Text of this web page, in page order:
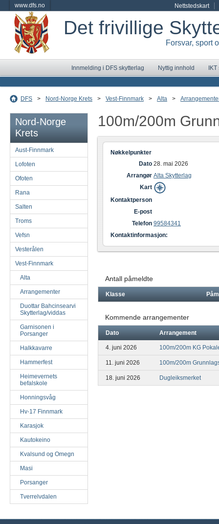
www.dfs.no Nettstedskart
Det frivillige
Forsvar, sport
Innmelding i DFS skytterlag Nyttig innhold
DFS > Nord-Norge Krets > Vest-Finnmark > Alta >
Nord-Norge
Krets
Aust-Finnmark
Lofoten
Ofoten
Rana
Salten
Troms
Vefsn
Vesterålen
Vest-Finnmark
Alta
Arrangementer
Duottar Bahcinsearvi
Skytterlag/viddas
Garnisonen i
Porsanger
Halkkavarre
Hammerfest
Heimevernets
befalskole
Honningsvåg
Hv-17 Finnmark
Karasjok
Kautokeino
Kvalsund og Omegn
Masi
Porsanger
Tverrelvdalen
100m/200m
Nøkkelpunkter
Dato 28. mai 2026
Arrangør Alta Skytterlag
Kart
Kontaktperson
E-post
Telefon 99584341
Kontaktinformasjon:
Antall påmeldte
Klasse
Kommende arrangementer
Dato Arrangement
4. juni 2026 100m/200m KG
11. juni 2026 100m/200m
18. juni 2026 Dugleiksmerket